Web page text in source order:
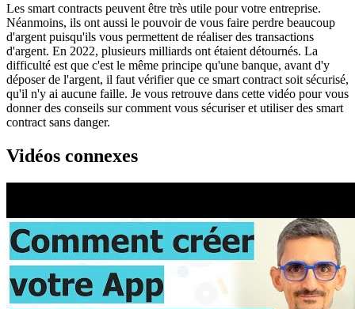
Les smart contracts peuvent être très utile pour votre entreprise.
Néanmoins, ils ont aussi le pouvoir de vous faire perdre beaucoup
d'argent puisqu'ils vous permettent de réaliser des transactions
d'argent. En 2022, plusieurs milliards ont étaient détournés. La
difficulté est que c'est le même principe qu'une banque, avant d'y
déposer de l'argent, il faut vérifier que ce smart contract soit sécurisé,
qu'il n'y ai aucune faille. Je vous retrouve dans cette vidéo pour vous
donner des conseils sur comment vous sécuriser et utiliser des smart
contract sans danger.
Vidéos connexes